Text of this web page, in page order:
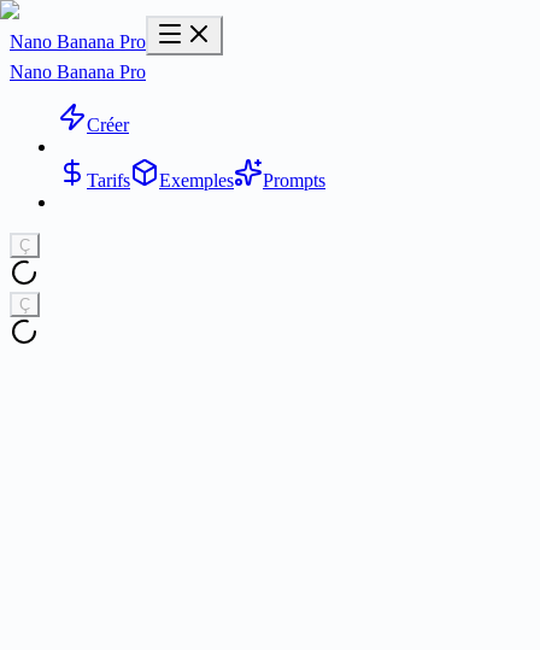
Nano Banana Pro
Nano Banana Pro
Créer
Tarifs Exemples Prompts
Ç
Ç